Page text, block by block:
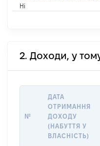
Ні
2. Доходи, у
№
ДАТА
ОТРИМАННЯ
ДОХОДУ
(НАБУТТЯ У
ВЛАСНІСТЬ)